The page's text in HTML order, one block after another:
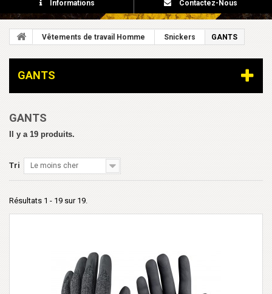
Informations Contactez-Nous
Vêtements de travail Homme Snickers GANTS
GANTS
GANTS
Il y a 19 produits.
Tri Le moins cher
Résultats 1 - 19 sur 19.